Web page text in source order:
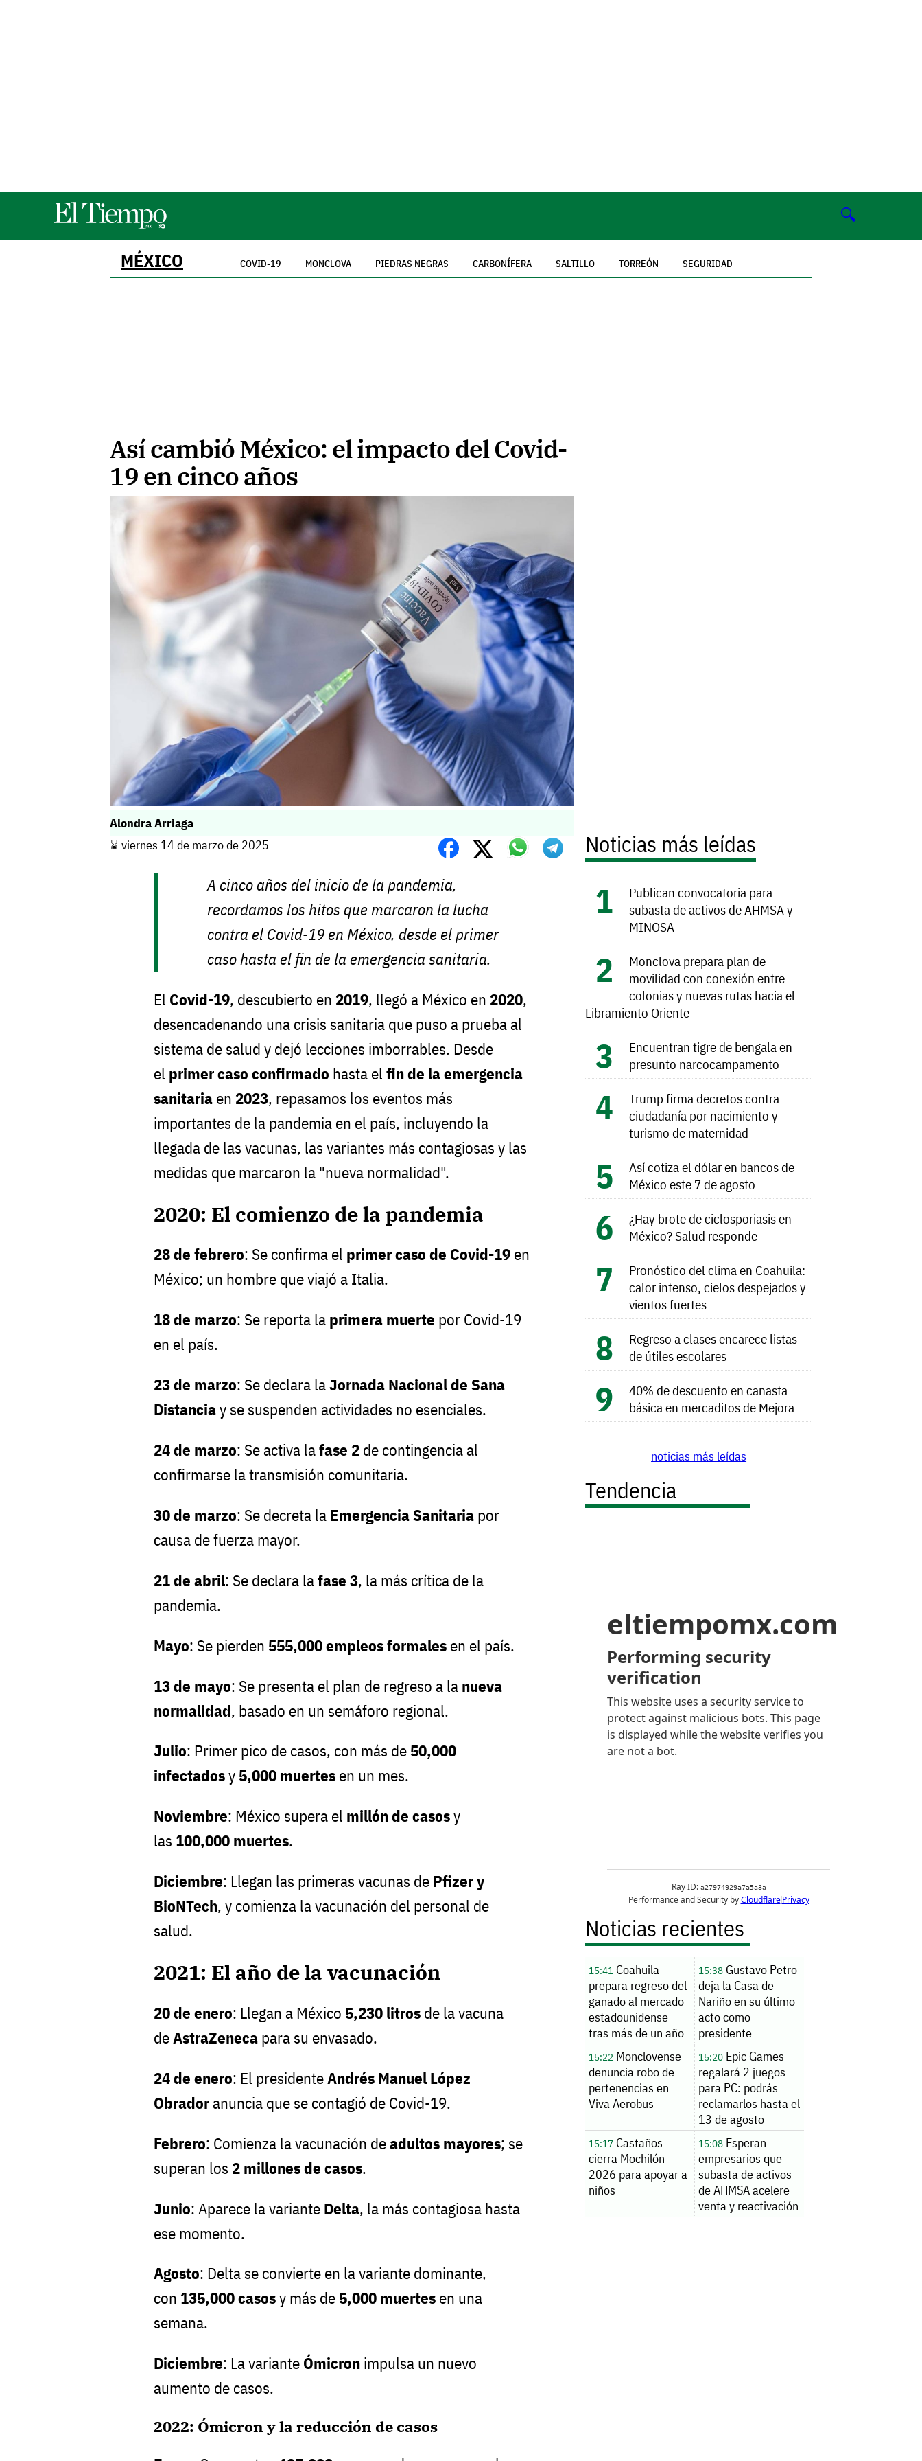
🔍
MÉXICO COVID-19 MONCLOVA PIEDRAS NEGRAS CARBONÍFERA SALTILLO TORREÓN SEGURIDAD
Así cambió México: el impacto del Covid-
19 en cinco años
Alondra Arriaga
⌛️ viernes 14 de marzo de 2025
A cinco años del inicio de la pandemia,
recordamos los hitos que marcaron la lucha
contra el Covid-19 en México, desde el primer
caso hasta el fin de la emergencia sanitaria.
El Covid-19, descubierto en 2019, llegó a México en 2020,
desencadenando una crisis sanitaria que puso a prueba al
sistema de salud y dejó lecciones imborrables. Desde
el primer caso confirmado hasta el fin de la emergencia
sanitaria en 2023, repasamos los eventos más
importantes de la pandemia en el país, incluyendo la
llegada de las vacunas, las variantes más contagiosas y las
medidas que marcaron la "nueva normalidad".
2020: El comienzo de la pandemia
28 de febrero: Se confirma el primer caso de Covid-19 en
México; un hombre que viajó a Italia.
18 de marzo: Se reporta la primera muerte por Covid-19
en el país.
23 de marzo: Se declara laJornada Nacional de Sana
Distanciay se suspenden actividades no esenciales.
24 de marzo: Se activa lafase 2 de contingencia al
confirmarse la transmisión comunitaria.
30 de marzo: Se decreta la Emergencia Sanitaria por
causa de fuerza mayor.
21 de abril: Se declara lafase 3, la más crítica de la
pandemia.
Mayo: Se pierden 555,000 empleos formales en el país.
13 de mayo: Se presenta el plan de regreso a la nueva
normalidad, basado en un semáforo regional.
Julio: Primer pico de casos, con más de 50,000
infectadosy 5,000 muertes en un mes.
Noviembre: México supera el millón de casosy
las 100,000 muertes.
Diciembre: Llegan las primeras vacunas de Pfizer y
BioNTech, y comienza la vacunación del personal de
salud.
2021: El año de la vacunación
20 de enero: Llegan a México 5,230 litros de la vacuna
deAstraZeneca para su envasado.
24 de enero: El presidenteAndrés Manuel López
Obrador anuncia que se contagió de Covid-19.
Febrero: Comienza la vacunación deadultos mayores; se
superan los 2 millones de casos.
Junio: Aparece la variante Delta, la más contagiosa hasta
ese momento.
Agosto: Delta se convierte en la variante dominante,
con 135,000 casosy más de 5,000 muertes en una
semana.
Diciembre: La variante Ómicron impulsa un nuevo
aumento de casos.
2022: Ómicron y la reducción de casos
Noticias más leídas
Publican convocatoria para
subasta de activos de AHMSA y
MINOSA
Monclova prepara plan de
movilidad con conexión entre
colonias y nuevas rutas hacia el
Libramiento Oriente
Encuentran tigre de bengala en
presunto narcocampamento
Trump firma decretos contra
ciudadanía por nacimiento y
turismo de maternidad
Así cotiza el dólar en bancos de
México este 7 de agosto
¿Hay brote de ciclosporiasis en
México? Salud responde
Pronóstico del clima en Coahuila:
calor intenso, cielos despejados y
vientos fuertes
Regreso a clases encarece listas
de útiles escolares
40% de descuento en canasta
básica en mercaditos de Mejora
noticias más leídas
Tendencia
Noticias recientes
15:41 Coahuila
prepara regreso del
ganado al mercado
estadounidense
tras más de un año
de suspensión
15:38Gustavo Petro
deja la Casa de
Nariño en su último
acto como
presidente
15:22 Monclovense
denuncia robo de
pertenencias en
Viva Aerobus
15:20Epic Games
regalará 2 juegos
para PC: podrás
reclamarlos hasta el
13 de agosto
15:17 Castaños
cierra Mochilón
2026 para apoyar a
niños
15:08Esperan
empresarios que
subasta de activos
de AHMSA acelere
venta y reactivación